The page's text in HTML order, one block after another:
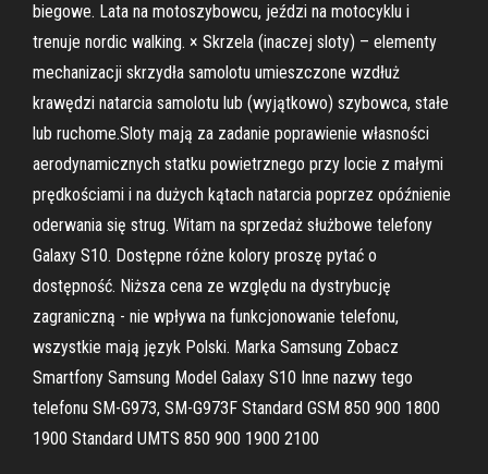
biegowe. Lata na motoszybowcu, jeździ na motocyklu i
trenuje nordic walking. × Skrzela (inaczej sloty) – elementy
mechanizacji skrzydła samolotu umieszczone wzdłuż
krawędzi natarcia samolotu lub (wyjątkowo) szybowca, stałe
lub ruchome.Sloty mają za zadanie poprawienie własności
aerodynamicznych statku powietrznego przy locie z małymi
prędkościami i na dużych kątach natarcia poprzez opóźnienie
oderwania się strug. Witam na sprzedaż służbowe telefony
Galaxy S10. Dostępne różne kolory proszę pytać o
dostępność. Niższa cena ze względu na dystrybucję
zagraniczną - nie wpływa na funkcjonowanie telefonu,
wszystkie mają język Polski. Marka Samsung Zobacz
Smartfony Samsung Model Galaxy S10 Inne nazwy tego
telefonu SM-G973, SM-G973F Standard GSM 850 900 1800
1900 Standard UMTS 850 900 1900 2100